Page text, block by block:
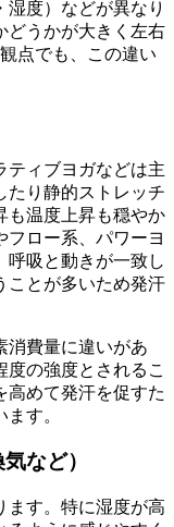
度）などが異なり
どうかが大きく左右
点でも、この違い
ティブヨガなどは主
たり静的ストレッチ
も温度上昇も穏やか
フロー系、パワーヨ
呼吸と動きが一致し
ことが多いため発汗
消費量に違いがあ
度の強度とされるこ
高めて発汗を促すた
す。
など）
ます。特に湿度が高